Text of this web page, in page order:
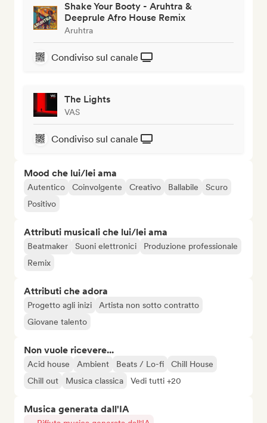
Shake Your Booty - Aruhtra &
Deeprule Afro House Remix
Aruhtra
Condiviso sul canale
The Lights
VAS
Condiviso sul canale
Mood che lui/lei ama
Autentico Coinvolgente Creativo Ballabile
Scuro
Positivo
Attributi musicali che lui/lei ama
Beatmaker Suoni elettronici
Produzione professionale
Remix
Attributi che adora
Progetto agli inizi
Artista non sotto contratto
Giovane talento
Non vuole ricevere...
Acid house Ambient Beats / Lo-fi
Chill House
Chill out
Musica classica Vedi tutti +20
Musica generata dall'IA